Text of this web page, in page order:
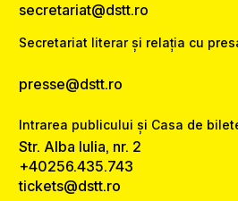
secretariat@dstt.ro
Secretariat literar și relația cu
presse@dstt.ro
Intrarea publicului și Casa de
Str. Alba Iulia, nr. 2
+40256.435.743
tickets@dstt.ro